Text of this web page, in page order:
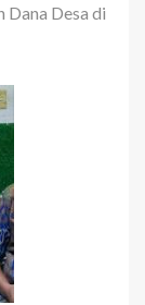
Dana Desa di